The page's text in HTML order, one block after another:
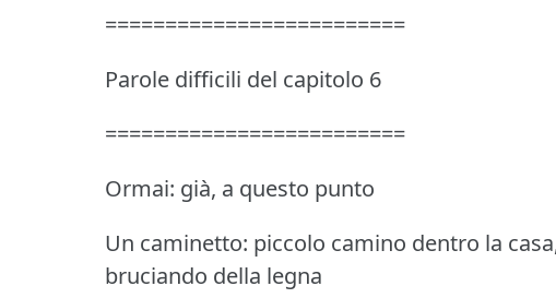
=========================
Parole difficili del capitolo 6
=========================
Ormai: già, a questo punto
Un caminetto: piccolo camino dentro la
bruciando della legna